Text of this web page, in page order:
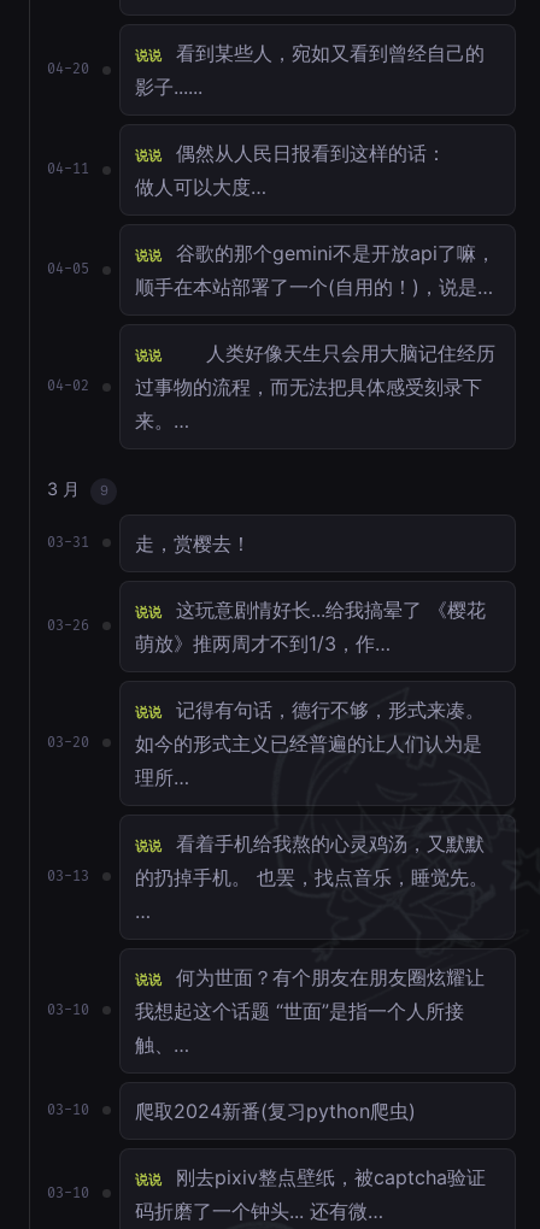
04-20
说说
看到某些人，宛如又看到曾经自己的
影子......
04-11
说说
偶然从人民日报看到这样的话：
做人可以大度…
04-05
说说
谷歌的那个gemini不是开放api了嘛，
顺手在本站部署了一个(自用的！)，说是…
04-02
说说
人类好像天生只会用大脑记住经历
过事物的流程，而无法把具体感受刻录下
来。…
3 月 9
03-31 走，赏樱去！
03-26
说说
这玩意剧情好长...给我搞晕了 《樱花
萌放》推两周才不到1/3，作…
03-20
说说
记得有句话，德行不够，形式来凑。
如今的形式主义已经普遍的让人们认为是
理所…
03-13
说说
看着手机给我熬的心灵鸡汤，又默默
的扔掉手机。 也罢，找点音乐，睡觉先。
…
03-10
说说
何为世面？有个朋友在朋友圈炫耀让
我想起这个话题 “世面”是指一个人所接
触、…
03-10 爬取2024新番(复习python爬虫)
03-10
说说
刚去pixiv整点壁纸，被captcha验证
码折磨了一个钟头... 还有微…